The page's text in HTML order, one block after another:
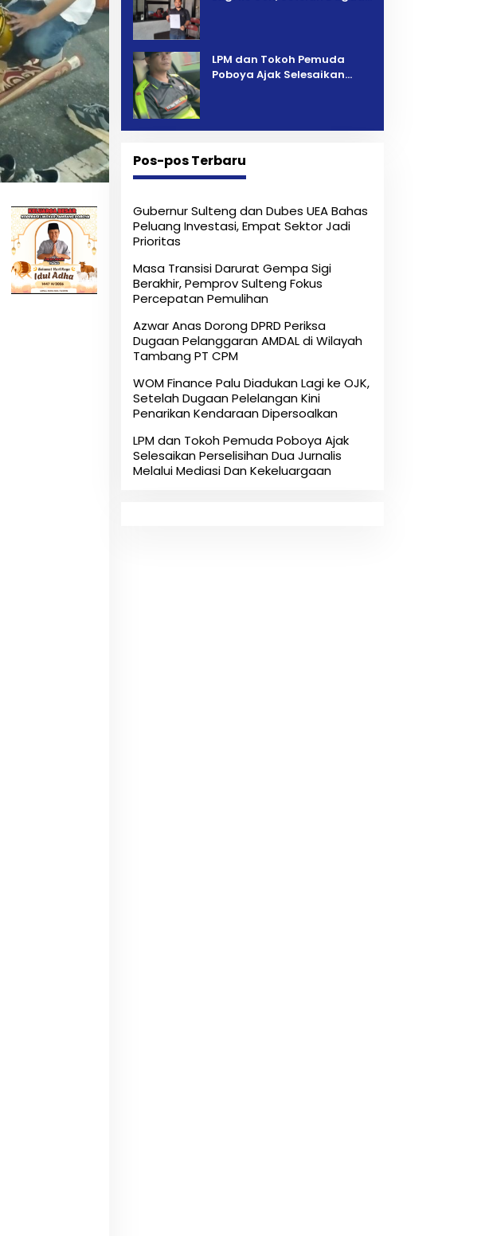
LPM dan Tokoh Pemuda
Poboya Ajak Selesaikan
Pos-pos Terbaru
Gubernur Sulteng dan Dubes UEA Bahas
Peluang Investasi, Empat Sektor Jadi
Prioritas
Masa Transisi Darurat Gempa Sigi
Berakhir, Pemprov Sulteng Fokus
Percepatan Pemulihan
Azwar Anas Dorong DPRD Periksa
Dugaan Pelanggaran AMDAL di Wilayah
Tambang PT CPM
‎WOM Finance Palu Diadukan Lagi ke OJK,
Setelah Dugaan Pelelangan Kini
Penarikan Kendaraan Dipersoalkan ‎
LPM dan Tokoh Pemuda Poboya Ajak
Selesaikan Perselisihan Dua Jurnalis
Melalui Mediasi Dan Kekeluargaan